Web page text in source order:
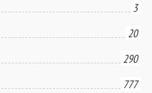
3
20
290
777